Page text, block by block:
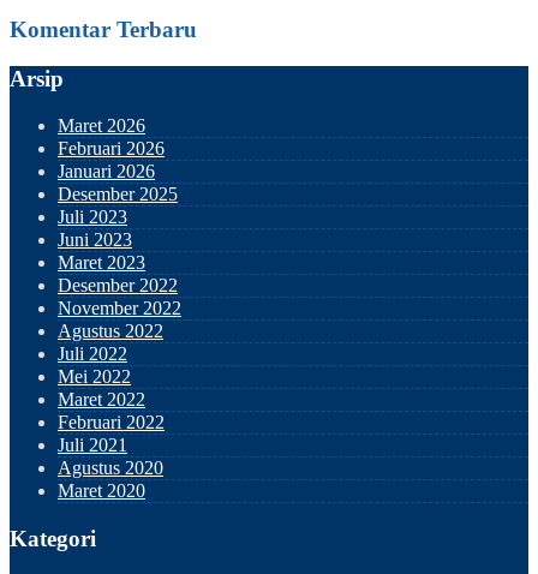
Komentar Terbaru
Arsip
Maret 2026
Februari 2026
Januari 2026
Desember 2025
Juli 2023
Juni 2023
Maret 2023
Desember 2022
November 2022
Agustus 2022
Juli 2022
Mei 2022
Maret 2022
Februari 2022
Juli 2021
Agustus 2020
Maret 2020
Kategori